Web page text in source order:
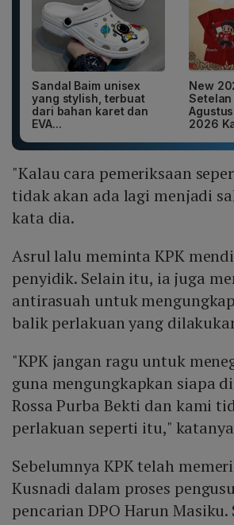
Sandal Baim unisex
yang stylish, terbuat
dari bahan karet dan
EVA...
New
Setelan
2026
"Kalau cara pemeriksaan
tidak akan ada lagi menjadi
kata dia.
Asrul lalu meminta KPK
penyidik. Selain itu, ia juga
antirasuah untuk
balik perlakuan yang
"KPK jangan ragu untuk
guna mengungkapkan siapa
Rossa Purba Bekti dan kami
perlakuan seperti itu,"
Sebelumnya KPK telah
Kusnadi dalam proses
pencarian DPO Harun Masiku.